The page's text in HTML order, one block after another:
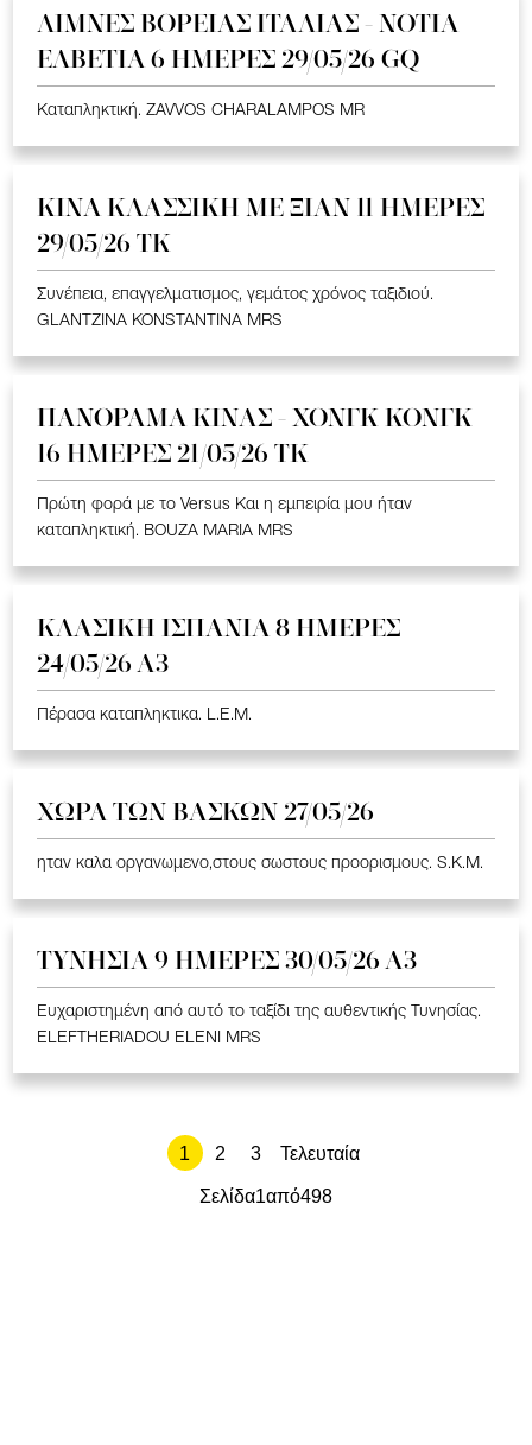
ΛΙΜΝΕΣ ΒΟΡΕΙΑΣ ΙΤΑΛΙΑΣ - ΝΟΤΙΑ
ΕΛΒΕΤΙΑ 6 ΗΜΕΡΕΣ 29/05/26 GQ
Καταπληκτική. ZAVVOS CHARALAMPOS MR
ΚΙΝΑ KΛΑΣΣΙΚΗ ME ΞΙΑΝ 11 ΗΜΕΡΕΣ
29/05/26 ΤΚ
Συνέπεια, επαγγελματισμος, γεμάτος χρόνος ταξιδιού.
GLANTZINA KONSTANTINA MRS
ΠΑΝΟΡΑΜΑ ΚΙΝΑΣ - ΧΟΝΓΚ ΚΟΝΓΚ
16 ΗΜΕΡΕΣ 21/05/26 TK
Πρώτη φορά με το Versus Και η εμπειρία μου ήταν
καταπληκτική. BOUZA MARIA MRS
ΚΛΑΣΙΚΗ ΙΣΠΑΝΙΑ 8 ΗΜΕΡΕΣ
24/05/26 Α3
Πέρασα καταπληκτικα. L.E.M.
ΧΩΡΑ ΤΩΝ ΒΑΣΚΩΝ 27/05/26
ηταν καλα οργανωμενο,στους σωστους προορισμους. S.K.M.
ΤΥΝΗΣΙΑ 9 ΗΜΕΡΕΣ 30/05/26 Α3
Ευχαριστημένη από αυτό το ταξίδι της αυθεντικής Τυνησίας.
ELEFTHERIADOU ELENI MRS
1 2 3 Τελευταία
Σελίδα1από498